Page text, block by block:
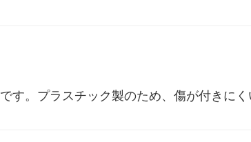
す。プラスチック製のため、傷が付きにく